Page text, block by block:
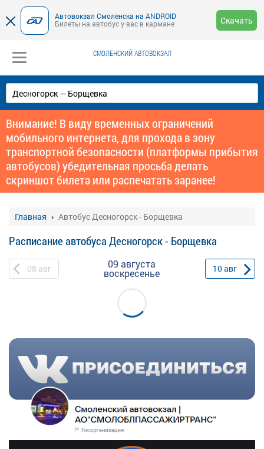
Автовокзал Смоленска на ANDROID
Билеты на автобус у вас в кармане
Скачать
СМОЛЕНСКИЙ АВТОВОКЗАЛ
Внимание! В виду временных ограничений
мобильного интернета, для прохода в зону
транспортной безопасности (платформы прибытия
автобусов) убедительная просьба делать
скриншот билета или распечатать заранее!
Главная Автобус Десногорск - Борщевка
Расписание автобуса Десногорск - Борщевка
08 авг 09 августа
воскресенье 10авг